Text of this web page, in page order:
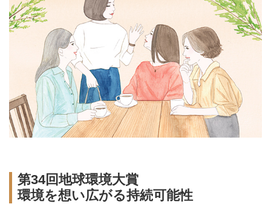
第34回地球環境大賞
環境を想い広がる持続可能性